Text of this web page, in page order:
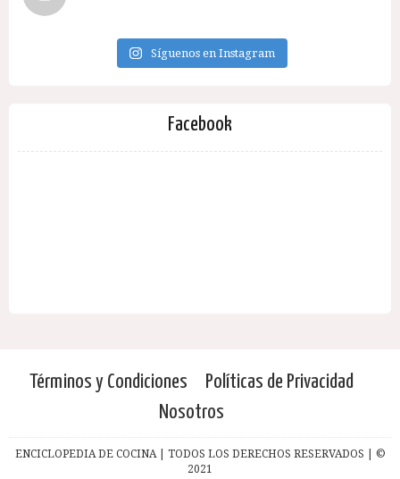
Síguenos en Instagram
Facebook
Términos y Condiciones
Políticas de Privacidad
Nosotros
ENCICLOPEDIA DE COCINA | TODOS LOS DERECHOS RESERVADOS | ©
2021